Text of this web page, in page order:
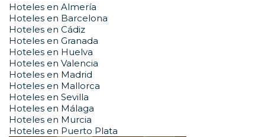
Hoteles en Almería
Hoteles en Barcelona
Hoteles en Cádiz
Hoteles en Granada
Hoteles en Huelva
Hoteles en Valencia
Hoteles en Madrid
Hoteles en Mallorca
Hoteles en Sevilla
Hoteles en Málaga
Hoteles en Murcia
Hoteles en Puerto Plata